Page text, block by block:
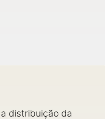
distribuição da